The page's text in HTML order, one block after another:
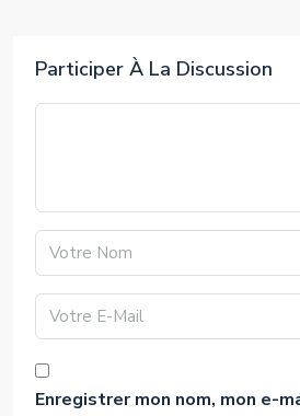
Participer À La Discussion
Enregistrer mon nom, mon e-